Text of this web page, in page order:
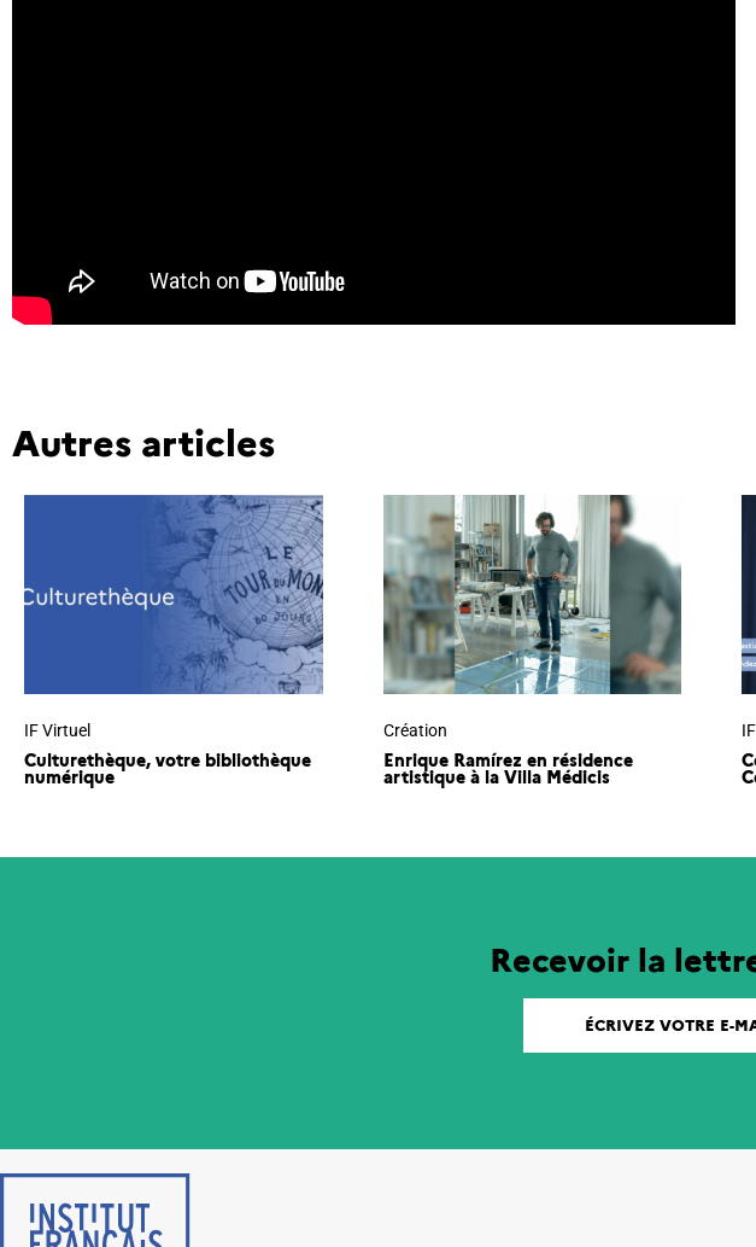
Autres articles
IF Virtuel
Culturethèque, votre bibliothèque
numérique
Création
Enrique Ramírez en résidence
artistique à la Villa Médicis
Recevoir la